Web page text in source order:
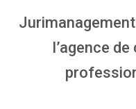
l’agence